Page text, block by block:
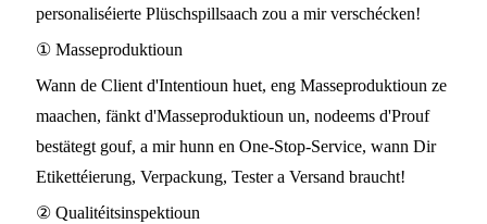
personaliséierte Plüschspillsaach zou a mir verschécken!
① Masseproduktioun
Wann de Client d'Intentioun huet, eng Masseproduktioun ze
maachen, fänkt d'Masseproduktioun un, nodeems d'Prouf
bestätegt gouf, a mir hunn en One-Stop-Service, wann Dir
Etikettéierung, Verpackung, Tester a Versand braucht!
② Qualitéitsinspektioun